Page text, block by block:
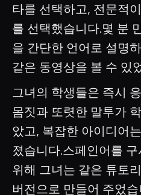
타를 선택하고, 전문적
를 선택했습니다.몇 분
을 간단한 언어로 설명
같은 동영상을 볼 수 있
그녀의 학생들은 즉시
몸짓과 또렷한 말투가
았고, 복잡한 아이디어
졌습니다.스페인어를
위해 그녀는 같은 튜토
버전으로 만들어 주었